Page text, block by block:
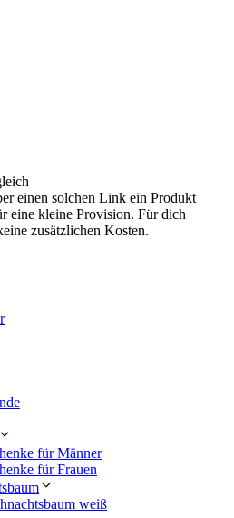
einen solchen Link ein Produkt
eine kleine Provision. Für dich
zusätzlichen Kosten.
für Männer
für Frauen
weiß